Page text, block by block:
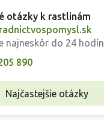
otázky k rastlinám
najneskôr do 24 hodín
890
Najčastejšie otázky